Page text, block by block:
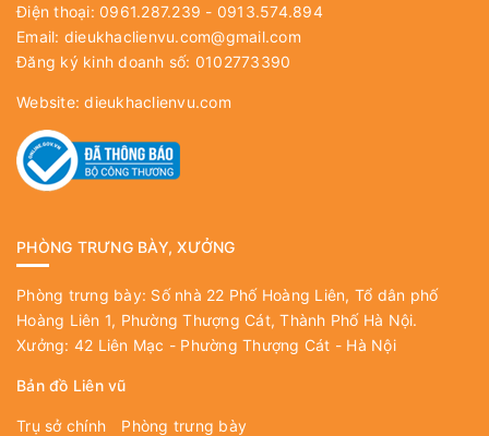
Điện thoại: 0961.287.239 - 0913.574.894
Email: dieukhaclienvu.com@gmail.com
Đăng ký kinh doanh số: 0102773390
Website:dieukhaclienvu.com
PHÒNG TRƯNG BÀY, XƯỞNG
Phòng trưng bày: Số nhà 22 Phố Hoàng Liên, Tổ dân phố
Hoàng Liên 1, Phường Thượng Cát, Thành Phố Hà Nội.
Xưởng: 42 Liên Mạc - Phường Thượng Cát - Hà Nội
Bản đồ Liên vũ
Trụ sở chính Phòng trưng bày